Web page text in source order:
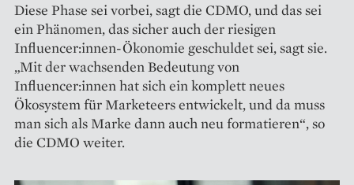
Diese Phase sei vorbei, sagt die CDMO, und das sei
ein Phänomen, das sicher auch der riesigen
Influencer:innen-Ökonomie geschuldet sei, sagt sie.
„Mit der wachsenden Bedeutung von
Influencer:innen hat sich ein komplett neues
Ökosystem für Marketeers entwickelt, und da muss
man sich als Marke dann auch neu formatieren“, so
die CDMO weiter.